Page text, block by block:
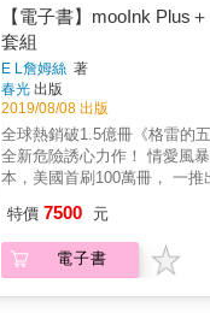
蒙作品一覽 ◎以你的名字呼喚我│吳妍蓉──譯
如果我們再次相見， 請記得，以你的名字呼喚
我， 而我，也同樣會用我的名字呼喚你。 艾里
歐常想，如果沒有那些刻骨銘
不會朝生命的另一條路走去？ 如果兩人不曾感
受過彼此，他是否永不可能成
是如何突如其來又猛烈的愛
心⋯⋯ 是如何灼燒靈魂的六個星期，在他們心
裡留下一生的印記⋯⋯ ◎在世界的盡頭找到我
│宋瑛堂──譯 我知道不是光陰虧待了我們，終
究錯的可能只是人生。 愛情的實踐，是對光陰
最大膽的辯證。 結了婚的奧利佛，有著穩定的
家庭關係。但是，他始終沒有
海邊屋子發生的事。他終於
不羈的米蘭達對拉烏爾的神祕
不僅與他針鋒相對，更當場發
開。 不久，拉烏爾邀請她一起共進午餐，打算
為自己的唐突賠罪。他告訴她
不能，面對情感反而相當笨拙
覺到兩人難以言喻的默契。
大利絕美的海灘，以及全世
境，也召喚出遙遠的回憶。原
字呼喚我》作者安德列‧艾席
一間「等候室」，凡人往復死
的時光與最熱烈的情感相遇。 ▍安德列．艾席
蒙作品一覽 ◎以你的名字呼喚我│吳妍蓉──譯
只是人生。 愛情的實踐，是對光陰最大膽的辯
證。 在那個夏日之後，又過了二十年，艾里
歐、奧利佛、薩謬爾的人生都
化。 恢復單身的薩謬爾，已經放棄追尋愛情。
直到某天在火車上，熱情奔放
受愛情翩然降臨。她直言不諱
謬爾內心年齡的枷鎖。終於
束縛，義無反顧再愛一回
歐與奧利佛分別之後，誰都無
心的情感。唯有偶遇的成熟男
份神祕的樂譜，原來也是另一
動人愛情，被無情戰火阻絕的
家浪漫愛戀，令艾里歐想起
【電子書】mooInk Plus
套組
E L詹姆絲 著
春光 出版
2019/08/08 出版
全球熱銷破1.5億冊《格雷的
全新危險誘心力作！ 情愛風暴再起！1秒賣出1
本，美國首刷100萬冊， 一推出即空降英、德
Goodreads超過1萬名讀者5顆
畫熱烈籌備中！ & 黑的，白的，她纖白的手指
輕拂過琴鍵， 他彷若被蠱惑，聽不見琴聲，只
特價 7500 元
電子書